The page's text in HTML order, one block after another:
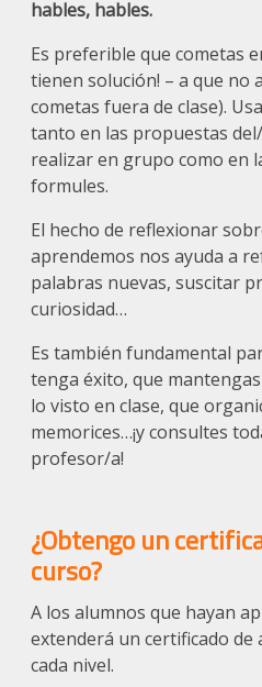
hables, hables.
Es preferible que cometas
tienen solución! – a que no
cometas fuera de clase).
tanto en las propuestas
realizar en grupo como en
formules.
El hecho de reflexionar
aprendemos nos ayuda a
palabras nuevas, suscitar
curiosidad…
Es también fundamental
tenga éxito, que
lo visto en clase, que
memorices…¡y consultes
profesor/a!
¿Obtengo un
curso?
A los alumnos que hayan
extenderá un certificado de
cada nivel.